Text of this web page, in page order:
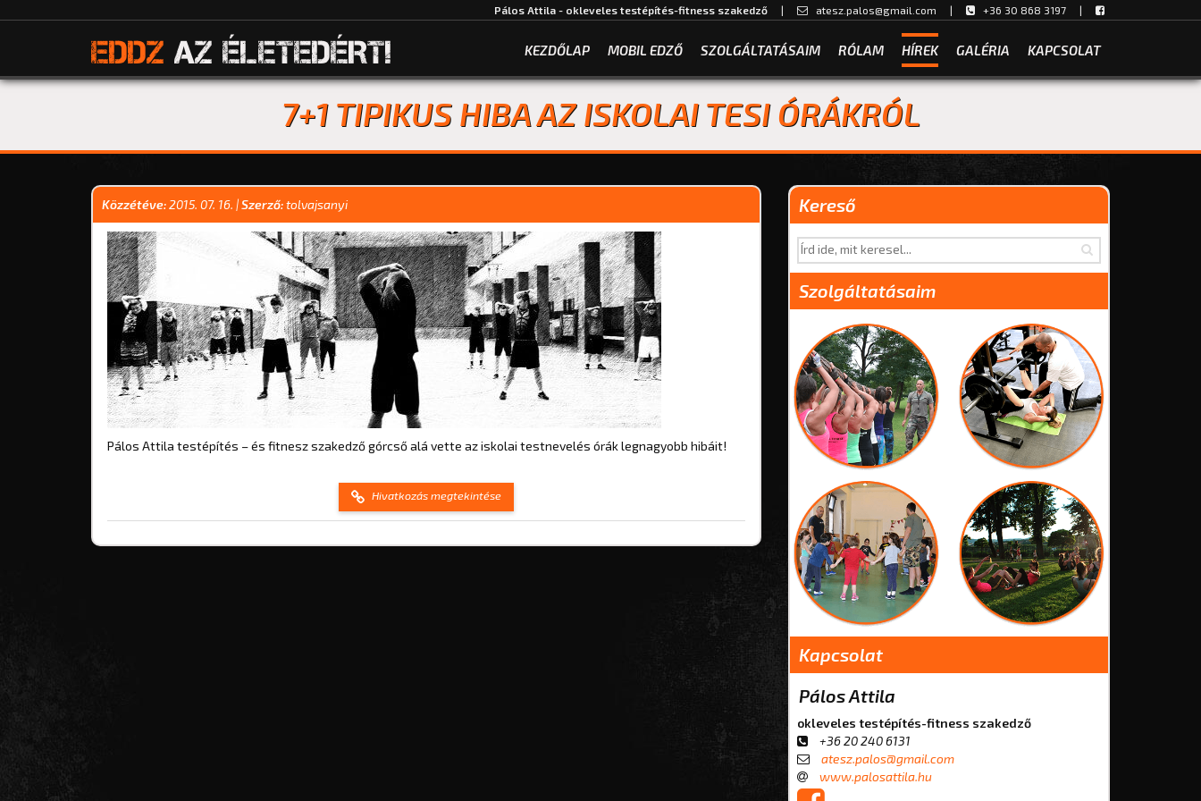
Pálos Attila - okleveles testépítés-fitness szakedző | atesz.palos@gmail.com | +36 30 868 3197 |
EDDZ AZ ÉLETEDÉRT! KEZDŐLAP MOBIL EDZŐ SZOLGÁLTATÁSAIM RÓLAM HÍREK GALÉRIA KAPCSOLAT
7+1 TIPIKUS HIBA AZ ISKOLAI TESI ÓRÁKRÓL
Közzétéve:2015. 07. 16. |Szerző:tolvajsanyi
Pálos Attila testépítés – és fitnesz szakedző górcső alá vette az iskolai testnevelés órák legnagyobb hibáit!
Hivatkozás megtekintése
Kereső
Szolgáltatásaim
Kapcsolat
Pálos Attila
okleveles testépítés-fitness szakedző
+36 20 240 6131
atesz.palos@gmail.com
www.palosattila.hu